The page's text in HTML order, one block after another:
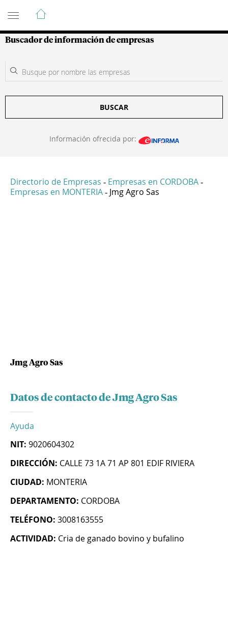
Guía de Empresas Colombianas
Buscador de información de empresas
BUSCAR
Información ofrecida por:
Directorio de Empresas - Empresas en CORDOBA -
Empresas en MONTERIA - Jmg Agro Sas
Jmg Agro Sas
Datos de contacto de Jmg Agro Sas
Ayuda
NIT: 9020604302
DIRECCIÓN: CALLE 73 1A 71 AP 801 EDIF RIVIERA
CIUDAD: MONTERIA
DEPARTAMENTO: CORDOBA
TELÉFONO: 3008163555
ACTIVIDAD: Cria de ganado bovino y bufalino